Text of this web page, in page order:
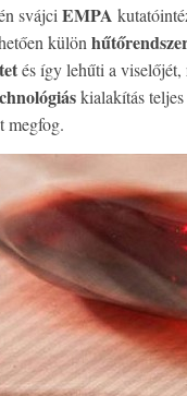
svájci EMPA
külön
és így lehűti a viselőjét,
kialakítás
megfog.